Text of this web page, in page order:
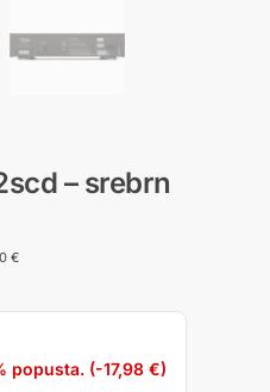
– srebrn
€
popusta. (-17,98 €)